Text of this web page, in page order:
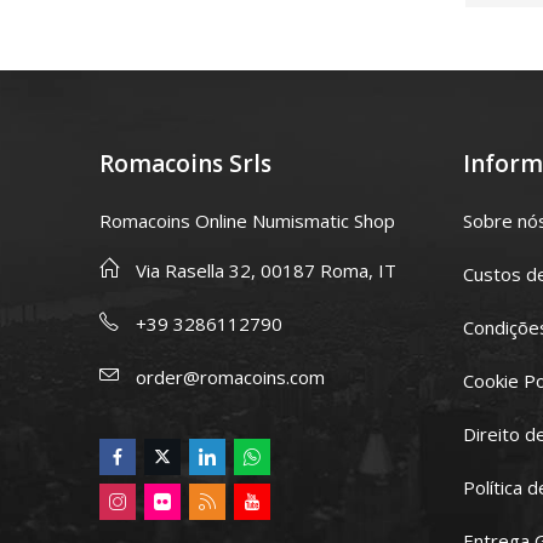
Romacoins Srls
Romacoins Online Numismatic Shop
Via Rasella 32, 00187 Roma, IT
+39 3286112790
order@romacoins.com
Sobre
Custos
Cookie
Direito
Política